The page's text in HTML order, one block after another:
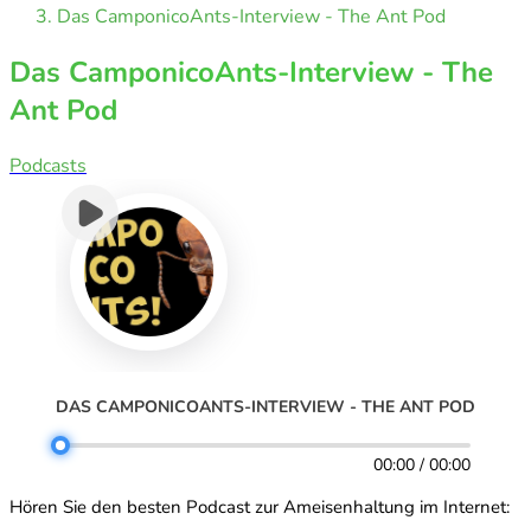
Das CamponicoAnts-Interview - The Ant Pod
Das CamponicoAnts-Interview - The
Ant Pod
Podcasts
DAS CAMPONICOANTS-INTERVIEW - THE ANT POD
00:00 / 00:00
Hören Sie den besten Podcast zur Ameisenhaltung im Internet: